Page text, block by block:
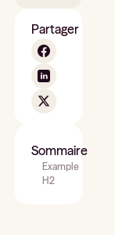
Partager
Sommaire
Example
H2